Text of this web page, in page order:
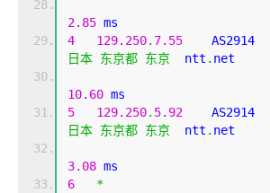
2.85 ms
4
129.250. 7.55
    AS2914
日本 东京都 东京
  ntt
. net
10.60 ms
5
129.250. 5.92
    AS2914
日本 东京都 东京
  ntt
. net
3.08 ms
6
*